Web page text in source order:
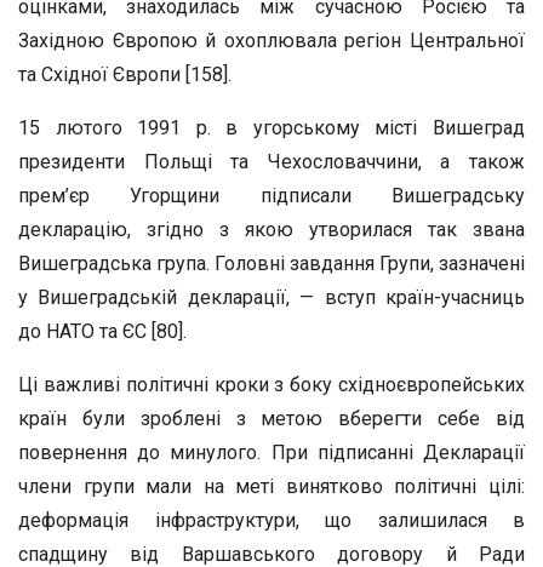
оцінками, знаходилась між сучасною Росією та
Західною Європою й охоплювала регіон Центральної
та Східної Європи [158].
15 лютого 1991 р. в угорському місті Вишеград
президенти Польщі та Чехословаччини, а також
прем’єр Угорщини підписали Вишеградську
декларацію, згідно з якою утворилася так звана
Вишеградська група. Головні завдання Групи, зазначені
у Вишеградській декларації, — вступ країн-учасниць
до НАТО та ЄС [80].
Ці важливі політичні кроки з боку східноєвропейських
країн були зроблені з метою вберегти себе від
повернення до минулого. При підписанні Декларації
члени групи мали на меті винятково політичні цілі:
деформація інфраструктури, що залишилася в
спадщину від Варшавського договору й Ради